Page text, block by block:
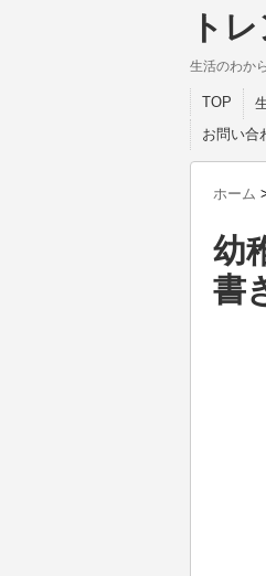
ト
生活のわか
TOP
お問い合
ホーム
幼
書